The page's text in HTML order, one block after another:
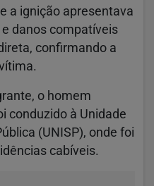
a ignição apresentava
danos compatíveis
confirmando a
o homem
conduzido à Unidade
(UNISP), onde foi
cabíveis.